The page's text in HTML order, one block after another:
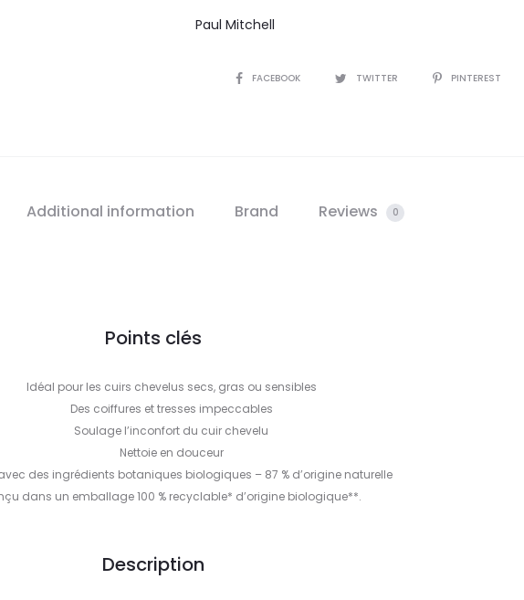
Paul Mitchell
SHAREFACEBOOK TWITTER PINTEREST
Additional information Brand Reviews 0
Points clés
Idéal pour les cuirs chevelus secs, gras ou sensibles
Des coiffures et tresses impeccables
Soulage l’inconfort du cuir chevelu
Nettoie en douceur
des ingrédients botaniques biologiques – 87 % d’origine naturelle
dans un emballage 100 % recyclable* d’origine biologique**.
Description